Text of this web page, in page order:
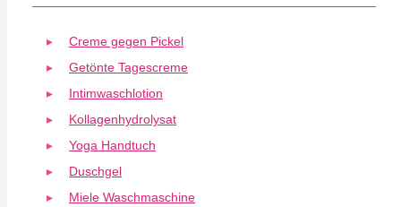
Creme gegen Pickel
Getönte Tagescreme
Intimwaschlotion
Kollagenhydrolysat
Yoga Handtuch
Duschgel
Miele Waschmaschine